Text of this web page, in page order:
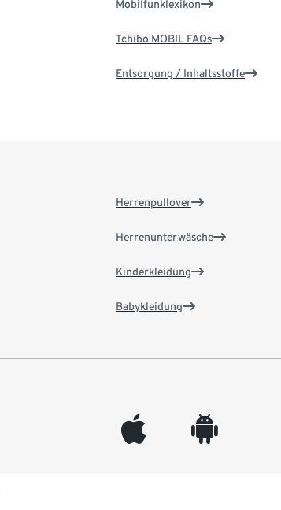
Mobilfunklexikon
Tchibo MOBIL FAQs
Entsorgung / Inhaltsstoffe
Herrenpullover
Herrenunterwäsche
Kinderkleidung
Babykleidung
appleinc android